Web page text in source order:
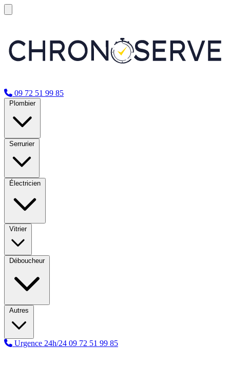
09 72 51 99 85
Plombier
Serrurier
Électricien
Vitrier
Déboucheur
Autres
Urgence 24h/24 09 72 51 99 85